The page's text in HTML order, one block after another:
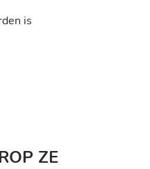
is
ZE